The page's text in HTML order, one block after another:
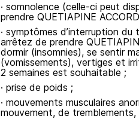
· somnolence (celle-ci peut
prendre QUETIAPINE
· symptômes d’interruption
arrêtez de prendre
dormir (insomnies), se sentir
(vomissements), vertiges et
2 semaines est souhaitable ;
· prise de poids ;
· mouvements musculaires
mouvement, de tremblements,